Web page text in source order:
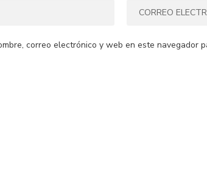
correo electrónico y web en este navegador